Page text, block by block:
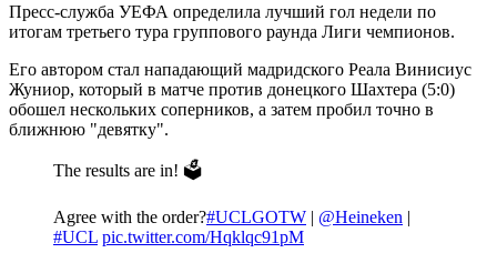
Пресс-служба УЕФА определила лучший гол недели по
итогам третьего тура группового раунда Лиги чемпионов.
Его автором стал нападающий мадридского Реала Винисиус
Жуниор, который в матче против донецкого Шахтера (5:0)
обошел нескольких соперников, а затем пробил точно в
ближнюю "девятку".
The results are in! 🗳️
Agree with the order?#UCLGOTW | @Heineken |
#UCL pic.twitter.com/Hqklqc91pM